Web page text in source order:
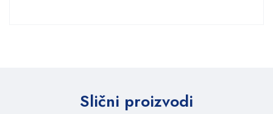
Slični proizvodi